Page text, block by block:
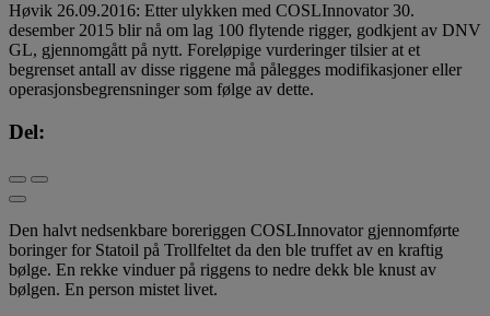
Høvik 26.09.2016: Etter ulykken med COSLInnovator 30.
desember 2015 blir nå om lag 100 flytende rigger, godkjent av DNV
GL, gjennomgått på nytt. Foreløpige vurderinger tilsier at et
begrenset antall av disse riggene må pålegges modifikasjoner eller
operasjonsbegrensninger som følge av dette.
Del:
Den halvt nedsenkbare boreriggen COSLInnovator gjennomførte
boringer for Statoil på Trollfeltet da den ble truffet av en kraftig
bølge. En rekke vinduer på riggens to nedre dekk ble knust av
bølgen. En person mistet livet.